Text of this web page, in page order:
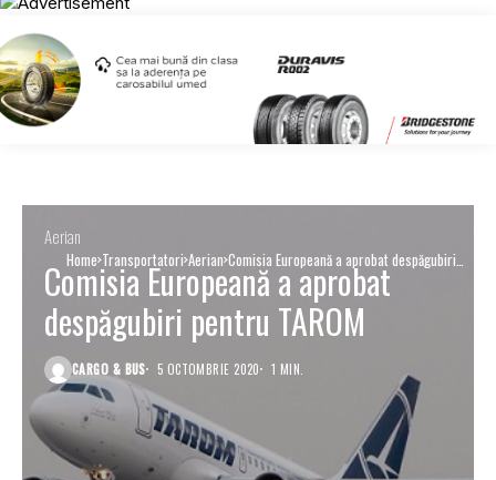
Home Transportatori Aerian Comisia Europeană a aprobat despăgubiri
pentru TAROM
Aerian
Comisia Europeană a aprobat
despăgubiri pentru TAROM
CARGO & BUS 5 OCTOMBRIE 2020 1 MIN.